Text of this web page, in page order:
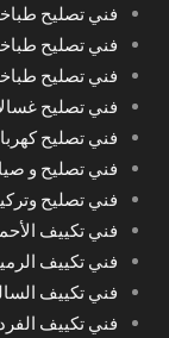
فني تصليح طباخات 67616123
فني تصليح
فني تصليح
فني تصليح
فني تصليح
فني تصليح و
فني تصليح
فني تكييف الأحمدي
فني تكييف
فني تكييف السالمية
فني تكييف